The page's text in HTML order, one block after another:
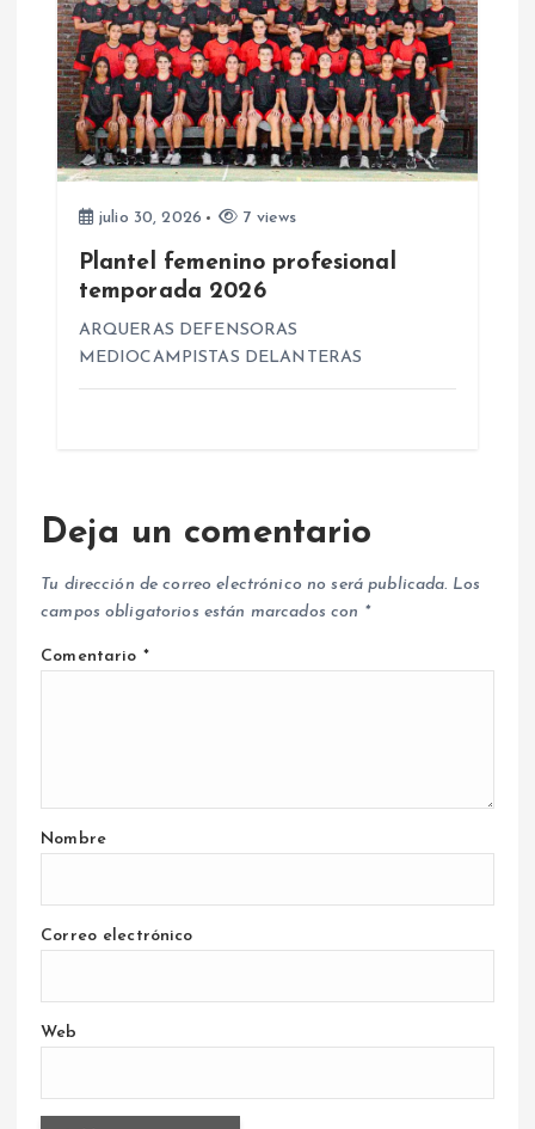
a
s
julio 30, 2026 7 views
Plantel femenino profesional
temporada 2026
ARQUERAS DEFENSORAS
MEDIOCAMPISTAS DELANTERAS
Deja un comentario
Tu dirección de correo electrónico no será publicada. Los
campos obligatorios están marcados con *
Comentario *
Nombre
Correo electrónico
Web